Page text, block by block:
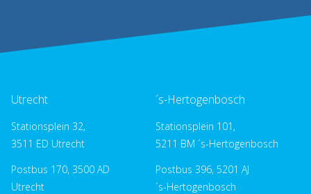
Utrecht
Stationsplein 32,
3511 ED Utrecht
Postbus 170, 3500 AD
Utrecht
´s-Hertogenbosch
Stationsplein 101,
5211 BM ´s-Hertogenbosch
Postbus 396, 5201 AJ
´s-Hertogenbosch